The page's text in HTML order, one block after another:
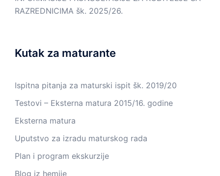
RAZREDNICIMA šk. 2025/26.
Kutak za maturante
Ispitna pitanja za maturski ispit šk. 2019/20
Testovi – Eksterna matura 2015/16. godine
Eksterna matura
Uputstvo za izradu maturskog rada
Plan i program ekskurzije
Blog iz hemije